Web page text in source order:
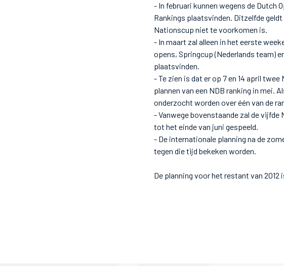
- In februari kunnen wegens de Dutch
Rankings plaatsvinden. Ditzelfde
Nationscup niet te voorkomen is.
- In maart zal alleen in het eerste
opens, Springcup (Nederlands team)
plaatsvinden.
- Te zien is dat er op 7 en 14 april
plannen van een NDB ranking in mei.
onderzocht worden over één van de
- Vanwege bovenstaande zal de vijfde
tot het einde van juni gespeeld.
- De internationale planning na de
tegen die tijd bekeken worden.
De planning voor het restant van